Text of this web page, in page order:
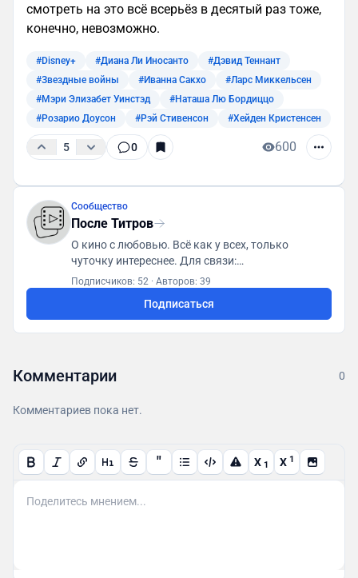
смотреть на это всё всерьёз в десятый раз тоже,
конечно, невозможно.
#Disney+ #Диана Ли Иносанто
#Дэвид Теннант
#Звездные войны
#Иванна Сакхо
#Ларс Миккельсен
#Мэри Элизабет Уинстэд
#Наташа Лю Бордиццо
#Розарио Доусон
#Рэй Стивенсон #Хейден Кристенсен
5 0 600
Сообщество
После Титров
О кино с любовью. Всё как у всех, только
чуточку интереснее. Для связи:
posletitrov@yandex.ru
Подписчиков: 52 · Авторов: 39
Подписаться
Комментарии 0
Комментариев пока нет.
" X 1 X 1